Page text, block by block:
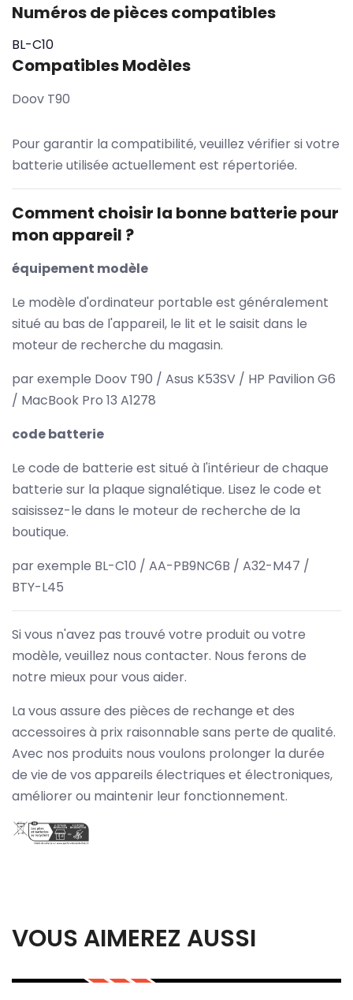
Numéros de pièces compatibles
BL-C10
Compatibles Modèles
Doov T90
Pour garantir la compatibilité, veuillez vérifier si votre
batterie utilisée actuellement est répertoriée.
Comment choisir la bonne batterie pour
mon appareil ?
équipement modèle
Le modèle d'ordinateur portable est généralement
situé au bas de l'appareil, le lit et le saisit dans le
moteur de recherche du magasin.
par exemple Doov T90 / Asus K53SV / HP Pavilion G6
/ MacBook Pro 13 A1278
code batterie
Le code de batterie est situé à l'intérieur de chaque
batterie sur la plaque signalétique. Lisez le code et
saisissez-le dans le moteur de recherche de la
boutique.
par exemple BL-C10 / AA-PB9NC6B / A32-M47 /
BTY-L45
Si vous n'avez pas trouvé votre produit ou votre
modèle, veuillez nous contacter. Nous ferons de
notre mieux pour vous aider.
La vous assure des pièces de rechange et des
accessoires à prix raisonnable sans perte de qualité.
Avec nos produits nous voulons prolonger la durée
de vie de vos appareils électriques et électroniques,
améliorer ou maintenir leur fonctionnement.
VOUS AIMEREZ AUSSI